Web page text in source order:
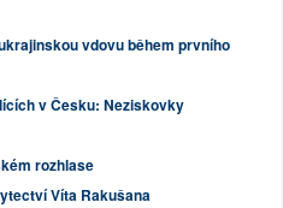
vdovu během prvního
v Česku: Neziskovky
rozhlase
Víta Rakušana